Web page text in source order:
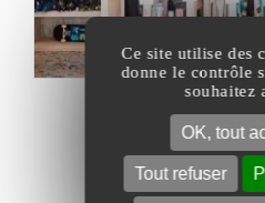
Ce site utilise des
donne le contrôle
souhaitez
OK, tout
Tout refuser